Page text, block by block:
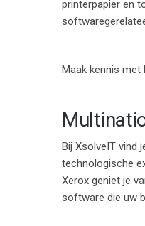
printerpapier en
Maak kennis met
Bij XsolveIT vind
technologische
Xerox geniet je
software die uw